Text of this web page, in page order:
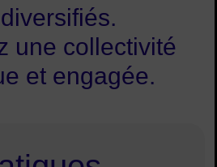
une collectivité
et engagée.